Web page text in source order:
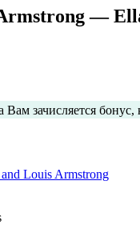
—
Вам зачисляется
Louis Armstrong